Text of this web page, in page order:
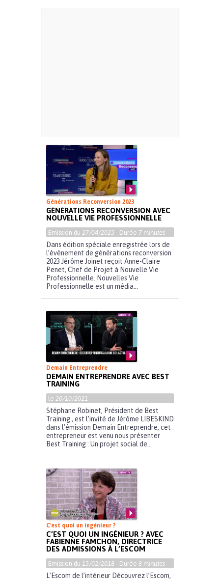
Générations Reconversion 2023
GÉNÉRATIONS RECONVERSION AVEC
NOUVELLE VIE PROFESSIONNELLE
Emission du 27/04/2023 - Durée 7 minutes
Dans édition spéciale enregistrée lors de
l’évènement de générations reconversion
2023 Jérôme Joinet reçoit Anne-Claire
Penet, Chef de Projet à Nouvelle Vie
Professionnelle. Nouvelles Vie
Professionnelle est un média...
Demain Entreprendre
DEMAIN ENTREPRENDRE AVEC BEST
TRAINING
le 20/10/2021
Stéphane Robinet, Président de Best
Training , est l’invité de Jérôme LIBESKIND
dans l’émission Demain Entreprendre, cet
entrepreneur est venu nous présenter
Best Training : Un projet social de...
C'est quoi un ingénieur ?
C’EST QUOI UN INGÉNIEUR ? AVEC
FABIENNE FAMCHON, DIRECTRICE
DES ADMISSIONS À L’ESCOM
Emission du 13/02/2018 - Durée 8 minutes
L’Escom de l’intérieur Découvrez l’Escom,